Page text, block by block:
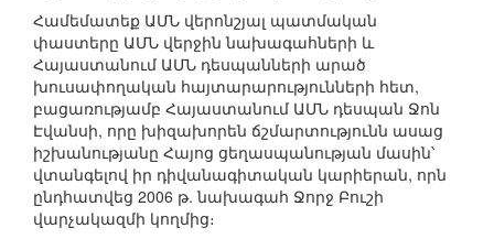
Համեմատեք ԱՄՆ վերոնշյալ պատմական
փաստերը ԱՄՆ վերջին նախագահների և
Հայաստանում ԱՄՆ դեսպանների արած
խուսափողական հայտարարությունների հետ,
բացառությամբ Հայաստանում ԱՄՆ դեսպան Ջոն
Էվանսի, որը խիզախորեն ճշմարտությունն ասաց
իշխանությանը Հայոց ցեղասպանության մասին՝
վտանգելով իր դիվանագիտական կարիերան, որն
ընդհատվեց 2006 թ. նախագահ Ջորջ Բուշի
վարչակազմի կողմից։